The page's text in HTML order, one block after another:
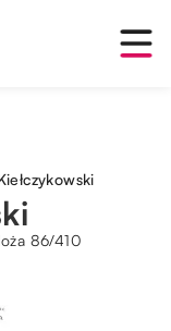
86/410